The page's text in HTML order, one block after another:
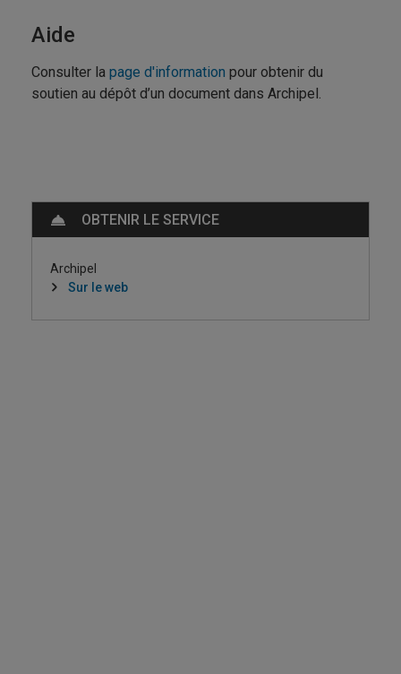
Aide
Consulter la page d'information pour obtenir du
soutien au dépôt d’un document dans Archipel.
OBTENIR LE SERVICE
Archipel
Sur le web